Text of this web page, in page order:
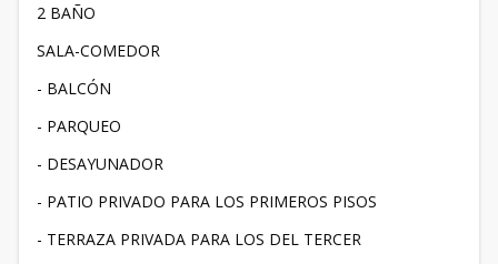
2 BAÑO
SALA-COMEDOR
- BALCÓN
- ⁠PARQUEO
- ⁠DESAYUNADOR
- ⁠PATIO PRIVADO PARA LOS PRIMEROS PISOS
- ⁠TERRAZA PRIVADA PARA LOS DEL TERCER